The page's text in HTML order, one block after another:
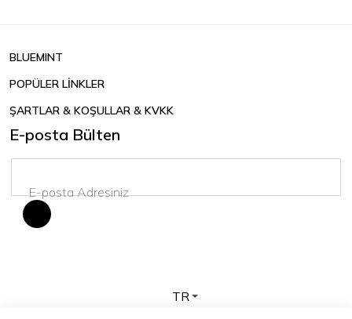
BLUEMINT
POPÜLER LİNKLER
ŞARTLAR & KOŞULLAR & KVKK
E-posta Bülten
TR